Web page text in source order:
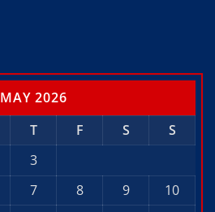
MAY 2026
T F S
S
3
7 8 9
10